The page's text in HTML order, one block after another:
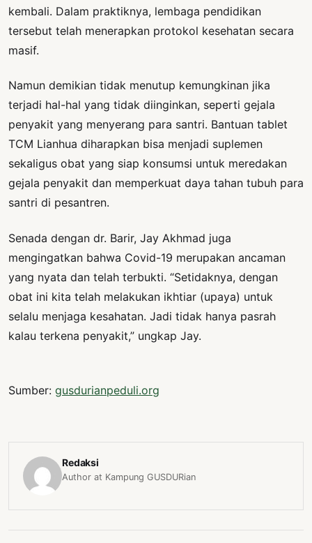
kembali. Dalam praktiknya, lembaga pendidikan
tersebut telah menerapkan protokol kesehatan secara
masif.
Namun demikian tidak menutup kemungkinan jika
terjadi hal-hal yang tidak diinginkan, seperti gejala
penyakit yang menyerang para santri. Bantuan tablet
TCM Lianhua diharapkan bisa menjadi suplemen
sekaligus obat yang siap konsumsi untuk meredakan
gejala penyakit dan memperkuat daya tahan tubuh para
santri di pesantren.
Senada dengan dr. Barir, Jay Akhmad juga
mengingatkan bahwa Covid-19 merupakan ancaman
yang nyata dan telah terbukti. “Setidaknya, dengan
obat ini kita telah melakukan ikhtiar (upaya) untuk
selalu menjaga kesahatan. Jadi tidak hanya pasrah
kalau terkena penyakit,” ungkap Jay.
Sumber: gusdurianpeduli.org
Redaksi
Author at Kampung GUSDURian